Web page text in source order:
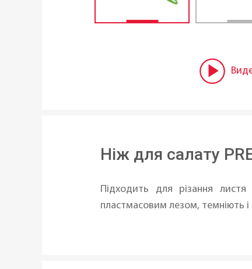
Ніж для салату
Підходить для різання листя
пластмасовим лезом, темніють